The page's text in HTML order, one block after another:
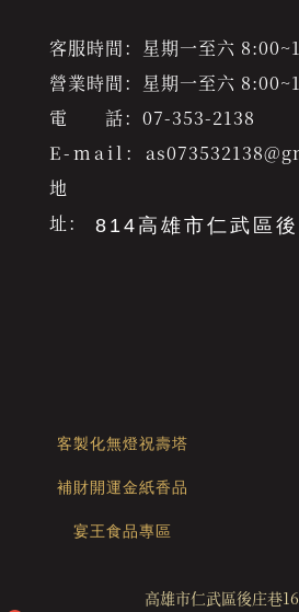
客服時間：星期一至六
營業時間：星期一至六
電 話： 07-353-2138
E-mail：
地
址：
814高雄市仁武區
客製化無燈祝壽塔
補財開運金紙香品
宴王食品專區
高雄市仁武區後庄巷